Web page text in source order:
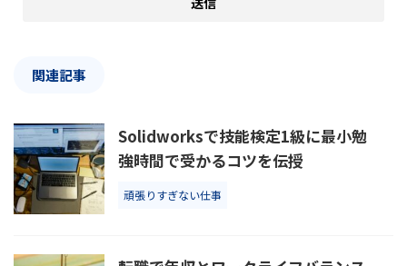
関連記事
Solidworksで技能検定1級に最小勉
強時間で受かるコツを伝授
頑張りすぎない仕事